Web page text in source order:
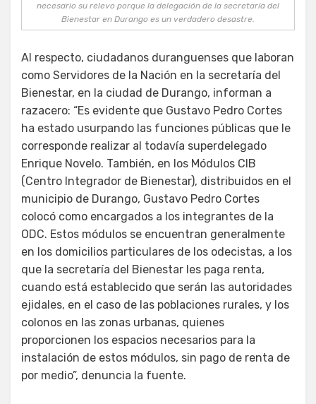
necesario su relevo porque la delegación de la secretaría del
Bienestar en Durango es un verdadero desastre.
Al respecto, ciudadanos duranguenses que laboran
como Servidores de la Nación en la secretaría del
Bienestar, en la ciudad de Durango, informan a
razacero: “Es evidente que Gustavo Pedro Cortes
ha estado usurpando las funciones públicas que le
corresponde realizar al todavía superdelegado
Enrique Novelo. También, en los Módulos CIB
(Centro Integrador de Bienestar), distribuidos en el
municipio de Durango, Gustavo Pedro Cortes
colocó como encargados a los integrantes de la
ODC. Estos módulos se encuentran generalmente
en los domicilios particulares de los odecistas, a los
que la secretaría del Bienestar les paga renta,
cuando está establecido que serán las autoridades
ejidales, en el caso de las poblaciones rurales, y los
colonos en las zonas urbanas, quienes
proporcionen los espacios necesarios para la
instalación de estos módulos, sin pago de renta de
por medio”, denuncia la fuente.